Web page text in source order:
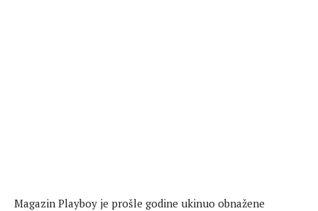
Magazin Playboy je prošle godine ukinuo obnažene